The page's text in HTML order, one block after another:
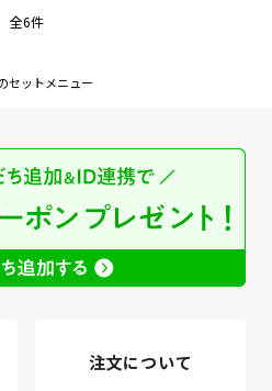
全6件
セットメニュー
注文について